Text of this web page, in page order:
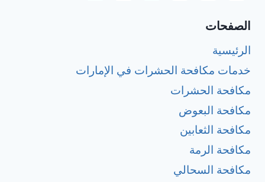
الصفحات
الرئيسية
خدمات مكافحة الحشرات في الإمارات
مكافحة الحشرات
مكافحة البعوض
مكافحة الثعابين
مكافحة الرمة
مكافحة السحالي